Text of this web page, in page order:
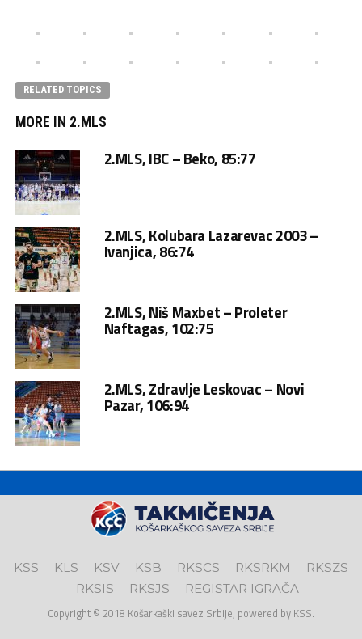
RELATED TOPICS
MORE IN 2.MLS
2.MLS, IBC – Beko, 85:77
2.MLS, Kolubara Lazarevac 2003 –
Ivanjica, 86:74
2.MLS, Niš Maxbet – Proleter
Naftagas, 102:75
2.MLS, Zdravlje Leskovac – Novi
Pazar, 106:94
KSS KLS KSV KSB RKSCS RKSRKM
RKSZS
RKSIS
RKSJS REGISTAR IGRAČA
Copyright © 2018 Košarkaški savez Srbije, powered by KSS.